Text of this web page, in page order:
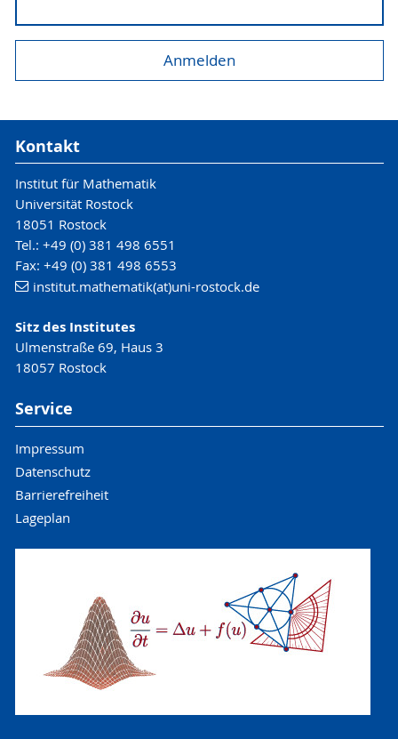
Kontakt
Institut für Mathematik
Universität Rostock
18051 Rostock
Tel.: +49 (0) 381 498 6551
Fax: +49 (0) 381 498 6553
institut.mathematik(at)uni-rostock.de
Sitz des Institutes
Ulmenstraße 69, Haus 3
18057 Rostock
Service
Impressum
Datenschutz
Barrierefreiheit
Lageplan